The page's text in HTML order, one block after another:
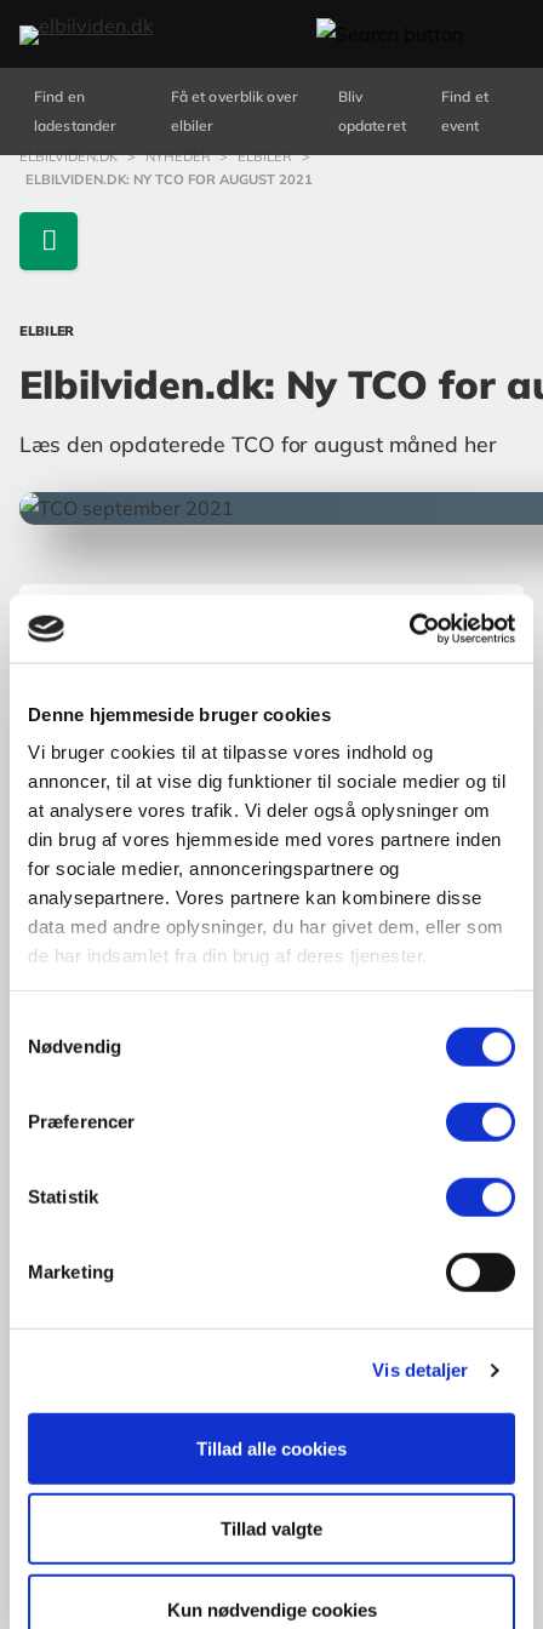
Denne hjemmeside bruger cookies
Vi bruger cookies til at tilpasse vores indhold og
annoncer, til at vise dig funktioner til sociale medier og til
at analysere vores trafik. Vi deler også oplysninger om
din brug af vores hjemmeside med vores partnere inden
for sociale medier, annonceringspartnere og
analysepartnere. Vores partnere kan kombinere disse
data med andre oplysninger, du har givet dem, eller som
de har indsamlet fra din brug af deres tjenester.
Nødvendig
Præferencer
Statistik
Marketing
Vis detaljer
Tillad alle cookies
Tillad valgte
Kun nødvendige cookies
Find en
ladestander
Få et overblik over
elbiler
Bliv
opdateret
Find et
event
ELBILVIDEN.DK > NYHEDER > ELBILER >
ELBILVIDEN.DK: NY TCO FOR AUGUST 2021
ELBILER
Elbilviden.dk: Ny TCO for
Læs den opdaterede TCO for august måned her
For første gang i år er ingen af de små elbiler i
A/B segmentet repræsenteret blandt de ti mest
Til gengæld ser vi Fords Mustang Mach-E og
Teslas Model Y fra D segmentet. Det ser vi som
et tegn på, at den danske befolkning begynder at
benytte elbilen som den primære bil i
husholdningen.
TCO’en beror på de ti mest solgte elbiler i
De inkluderede biler er:
Audi Q4
Hyundai Kona electric pure
Ford Mach-E SR RWD
Tesla Model Y Long Range